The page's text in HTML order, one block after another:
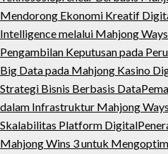
Mendorong Ekonomi Kreatif
Intelligence melalui Mahjong
Pengambilan Keputusan pada
Big Data pada Mahjong Kasino
Strategi Bisnis Berbasis Data
dalam Infrastruktur Mahjong
Skalabilitas Platform Digital
Mahjong Wins 3 untuk